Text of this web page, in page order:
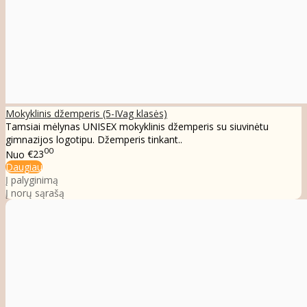
Mokyklinis džemperis (5-IVag klasės)
Tamsiai mėlynas UNISEX mokyklinis džemperis su siuvinėtu
gimnazijos logotipu. Džemperis tinkant..
Nuo €2300
Daugiau
Į palyginimą
Į norų sąrašą